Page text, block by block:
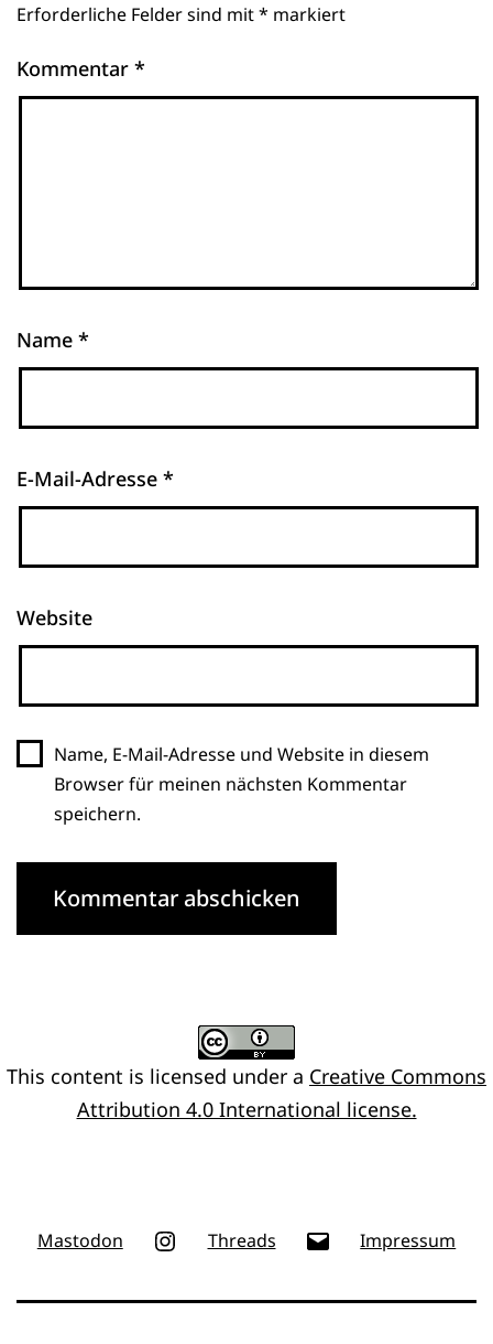
Erforderliche Felder sind mit* markiert
Kommentar *
Name *
E-Mail-Adresse *
Website
Name, E-Mail-Adresse und Website in diesem
Browser für meinen nächsten Kommentar
speichern.
This content is licensed under a Creative Commons
Attribution 4.0 International license.
Mastodon Instagram
Threads Impressum